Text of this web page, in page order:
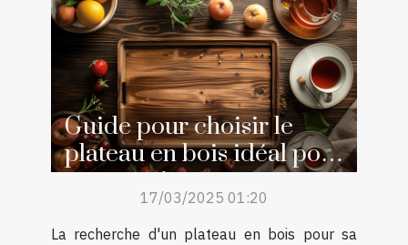
Guide pour choisir le
plateau en bois idéal pour
votre maison
17/03/2025 01:20
La recherche d'un plateau en bois pour sa